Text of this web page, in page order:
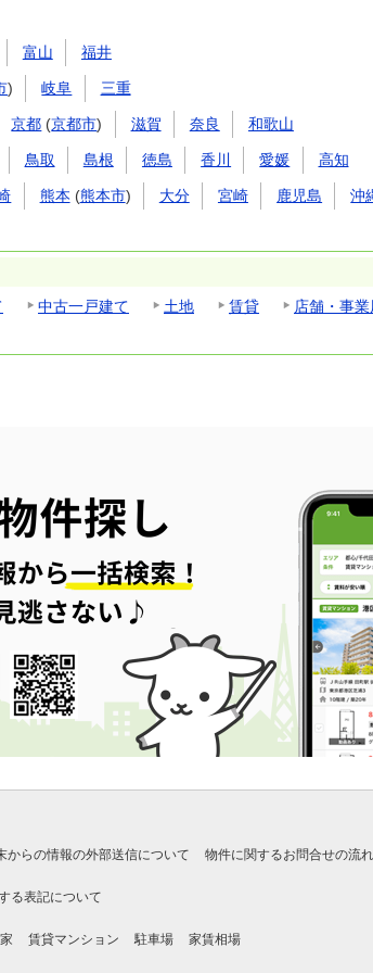
富山 福井
) 岐阜 三重
京都 (京都市) 滋賀 奈良 和歌山
鳥取 島根 徳島 香川 愛媛 高知
熊本 (熊本市) 大分 宮崎 鹿児島 沖
中古一戸建て 土地 賃貸
店舗・事業
からの情報の外部送信について 物件に関するお問合せの流れ
る表記について
賃貸マンション 駐車場 家賃相場